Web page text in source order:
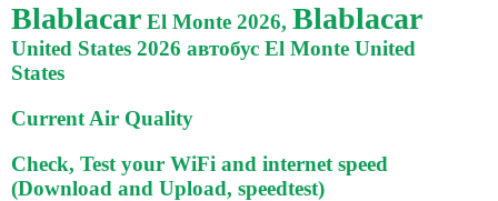
Blablacar El Monte 2026, Blablacar
United States 2026 автобус El Monte United
States
Current Air Quality
Check, Test your WiFi and internet speed
(Download and Upload, speedtest)